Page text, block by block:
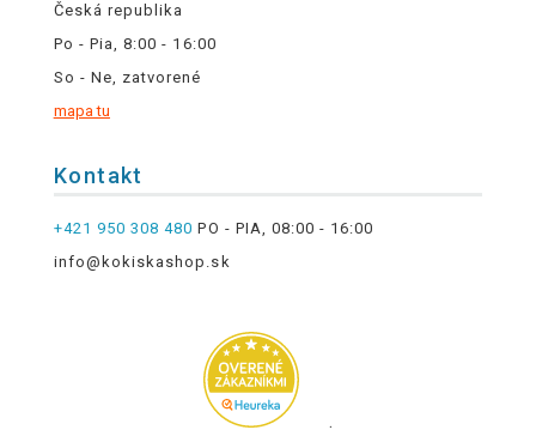
Česká republika
Po - Pia, 8:00 - 16:00
So - Ne, zatvorené
mapa tu
Kontakt
+421 950 308 480 PO - PIA, 08:00 - 16:00
info@kokiskashop.sk
.